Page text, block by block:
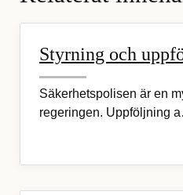
Styrning och
Säkerhetspolisen är en
regeringen. Uppföljning